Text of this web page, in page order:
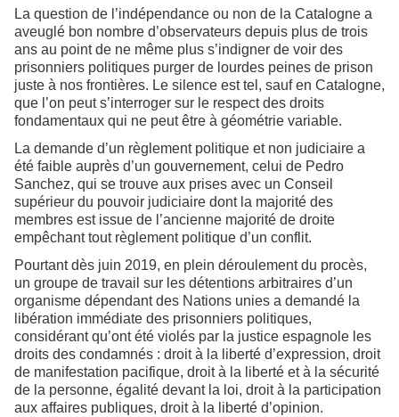
La question de l’indépendance ou non de la Catalogne a
aveuglé bon nombre d’observateurs depuis plus de trois
ans au point de ne même plus s’indigner de voir des
prisonniers politiques purger de lourdes peines de prison
juste à nos frontières. Le silence est tel, sauf en Catalogne,
que l’on peut s’interroger sur le respect des droits
fondamentaux qui ne peut être à géométrie variable.
La demande d’un règlement politique et non judiciaire a
été faible auprès d’un gouvernement, celui de Pedro
Sanchez, qui se trouve aux prises avec un Conseil
supérieur du pouvoir judiciaire dont la majorité des
membres est issue de l’ancienne majorité de droite
empêchant tout règlement politique d’un conflit.
Pourtant dès juin 2019, en plein déroulement du procès,
un groupe de travail sur les détentions arbitraires d’un
organisme dépendant des Nations unies a demandé la
libération immédiate des prisonniers politiques,
considérant qu’ont été violés par la justice espagnole les
droits des condamnés : droit à la liberté d’expression, droit
de manifestation pacifique, droit à la liberté et à la sécurité
de la personne, égalité devant la loi, droit à la participation
aux affaires publiques, droit à la liberté d’opinion.